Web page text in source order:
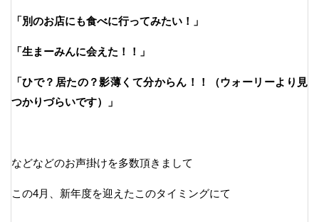
「別のお店にも食べに行ってみたい！」
「生まーみんに会えた！！」
「ひで？居たの？影薄くて分からん！！（ウォーリーより見
つかりづらいです）」
などなどのお声掛けを多数頂きまして
この4月、新年度を迎えたこのタイミングにて